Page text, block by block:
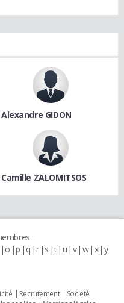
Alexandre GIDON
Camille ZALOMITSOS
:
o p q r s t u v w x y
Recrutement
Societé